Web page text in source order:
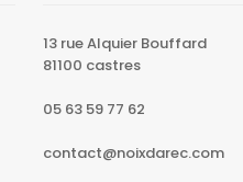
13 rue Alquier Bouffard
81100 castres
05 63 59 77 62
contact@noixdarec.com